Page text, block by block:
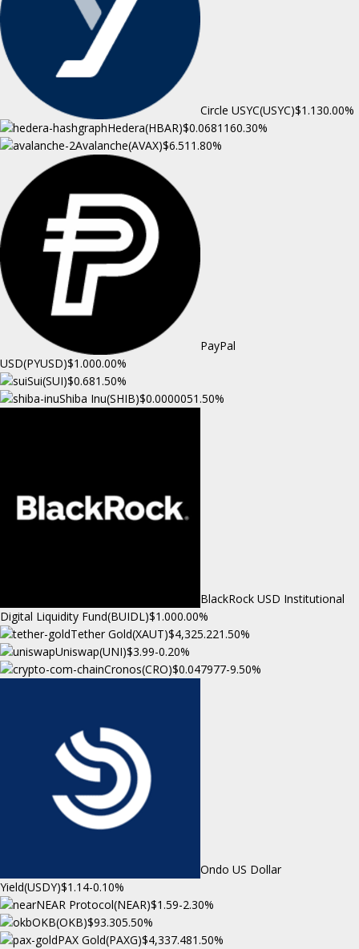
Circle USYC(USYC)$1.130.00%
Hedera(HBAR)$0.0681160.30%
Avalanche(AVAX)$6.51 1.80%
PayPal
USD(PYUSD)$1.000.00%
Sui(SUI)$0.681.50%
Shiba Inu(SHIB)$0.0000051.50%
BlackRock USD Institutional
Digital Liquidity Fund(BUIDL)$1.000.00%
Tether Gold(XAUT)$4,325.221.50%
Uniswap(UNI)$3.99-0.20%
Cronos(CRO)$0.047977-9.50%
Ondo US Dollar
Yield(USDY)$1.14-0.10%
NEAR Protocol(NEAR)$1.59-2.30%
OKB(OKB)$93.305.50%
PAX Gold(PAXG)$4,337.481.50%